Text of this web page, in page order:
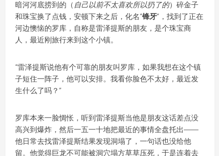
暗河河底捞到的（ 自己以前不太喜欢所以扔了的）碎金子
和珠宝换了点钱，安顿下来之后，化名“锋牙”，找到了正在
河边懊恼的罗库，自称是雷泽提斯的朋友，是个珠宝商
人，最近刚旅行来到这个小镇。
“雷泽提斯说他有个可靠的朋友叫罗库，如果我想在这个镇
子短住一阵子，他可以安排。我看你脸色不太好，最近发
生什么了吗？”
罗库本来一脸惆怅，听到雷泽提斯当他是朋友这话差点没
高兴到爆炸，然后一五一十地把最近的事情全盘托出——
他日常去找雷泽提斯结果发现洞塌了，一句话也没给他
留。他觉得巨龙不可能被洞穴塌方草草压死，于是连着去